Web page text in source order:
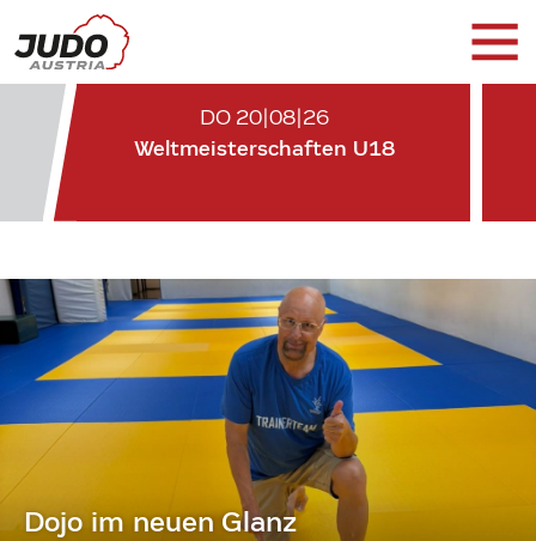
DO 20|08|26
Weltmeisterschaften U18
Dojo im neuen Glanz